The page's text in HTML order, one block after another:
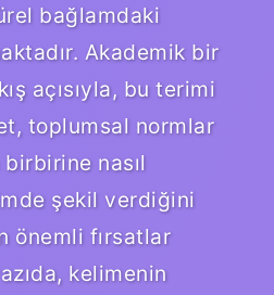
bağlamdaki
Akademik bir
açısıyla, bu terimi
toplumsal normlar
birbirine nasıl
şekil verdiğini
önemli fırsatlar
kelimenin